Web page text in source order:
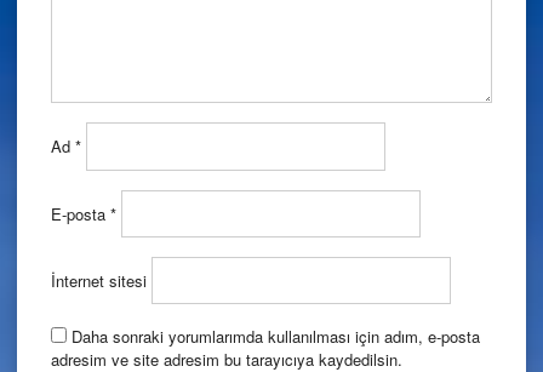
Ad *
E-posta *
İnternet sitesi
Daha sonraki yorumlarımda kullanılması için adım, e-posta
adresim ve site adresim bu tarayıcıya kaydedilsin.